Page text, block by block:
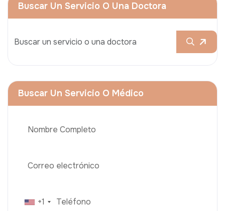
Buscar Un Servicio O Una Doctora
Buscar Un Servicio O Médico
+1